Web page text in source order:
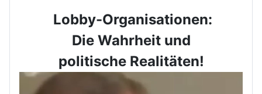
Lobby-Organisationen:
Die Wahrheit und
politische Realitäten!